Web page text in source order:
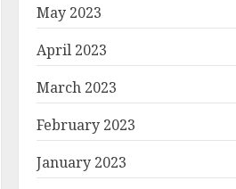
May 2023
April 2023
March 2023
February 2023
January 2023